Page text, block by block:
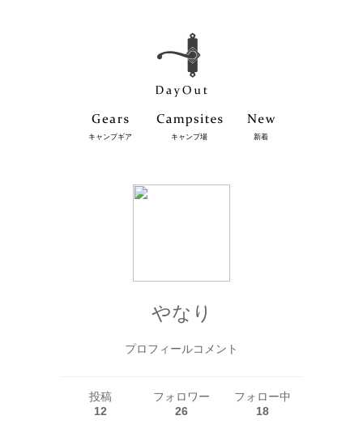
キャンプギア キャンプ場 新着
やなり
プロフィールコメント
投稿
12
フォロワー
26
フォロー中
18